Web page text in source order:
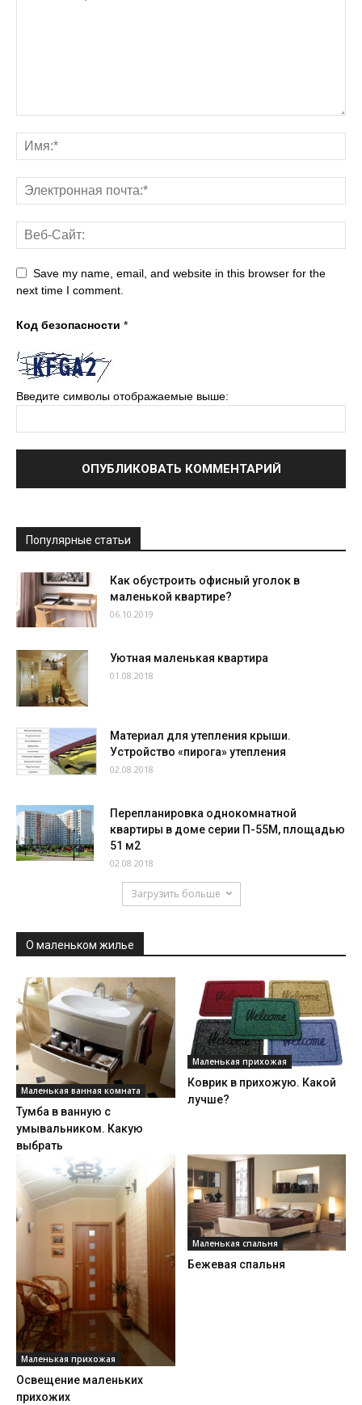
Save my name, email, and website in this browser for the
next time I comment.
Код безопасности *
Введите символы отображаемые выше:
Популярные статьи
Как обустроить офисный уголок в
маленькой квартире?
06.10.2019
Уютная маленькая квартира
01.08.2018
Материал для утепления крыши.
Устройство «пирога» утепления
02.08.2018
Перепланировка однокомнатной
квартиры в доме серии П-55М, площадью
51 м2
02.08.2018
Загрузить больше
О маленьком жилье
Маленькая ванная комната
Тумба в ванную с
умывальником. Какую
выбрать
Маленькая прихожая
Коврик в прихожую. Какой
лучше?
Маленькая прихожая
Освещение маленьких
прихожих
Маленькая спальня
Бежевая спальня